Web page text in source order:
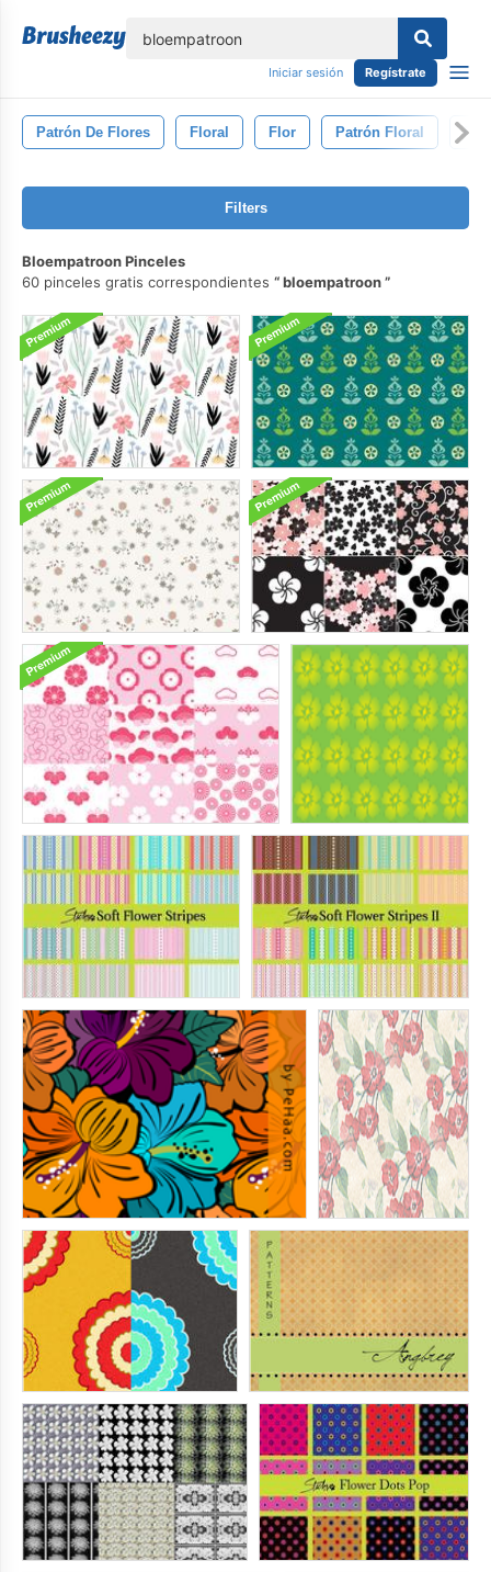
Iniciar sesión Regístrate
Patrón De Flores Floral Flor Patrón Floral
Filters
Bloempatroon Pinceles
60 pinceles gratis correspondientes
bloempatroon